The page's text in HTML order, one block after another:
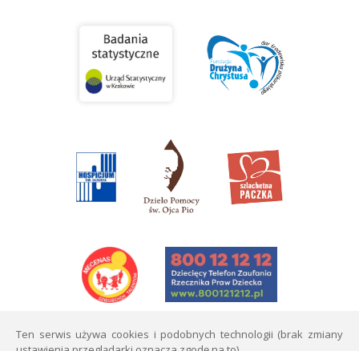
Ten serwis używa cookies i podobnych technologii (brak zmiany